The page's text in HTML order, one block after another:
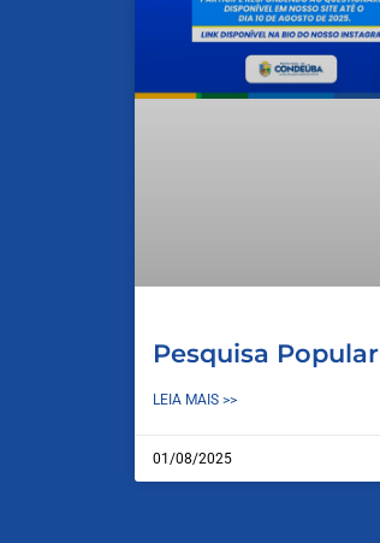
Pesquisa Popular
LEIA MAIS >>
01/08/2025